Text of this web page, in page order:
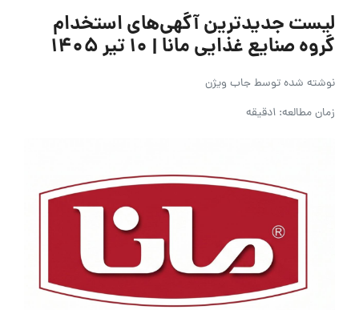
لیست جدیدترین آگهی‌های استخدام
گروه صنایع غذایی مانا | ۱۰ تیر ۱۴۰۵
نوشته شده توسطجاب ویژن
زمان مطالعه: 1دقیقه